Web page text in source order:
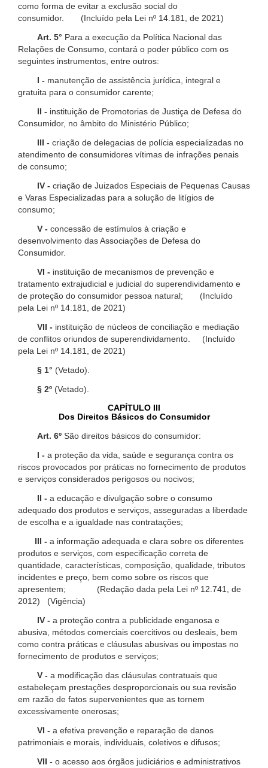
como forma de evitar a exclusão social do
consumidor. (Incluído pela Lei nº 14.181, de 2021)
Art. 5° Para a execução da Política Nacional das
Relações de Consumo, contará o poder público com os
seguintes instrumentos, entre outros:
I - manutenção de assistência jurídica, integral e
gratuita para o consumidor carente;
II - instituição de Promotorias de Justiça de Defesa do
Consumidor, no âmbito do Ministério Público;
III - criação de delegacias de polícia especializadas no
atendimento de consumidores vítimas de infrações penais
de consumo;
IV - criação de Juizados Especiais de Pequenas Causas
e Varas Especializadas para a solução de litígios de
consumo;
V - concessão de estímulos à criação e
desenvolvimento das Associações de Defesa do
Consumidor.
VI - instituição de mecanismos de prevenção e
tratamento extrajudicial e judicial do superendividamento e
de proteção do consumidor pessoa natural; (Incluído
pela Lei nº 14.181, de 2021)
VII - instituição de núcleos de conciliação e mediação
de conflitos oriundos de superendividamento. (Incluído
pela Lei nº 14.181, de 2021)
§ 1° (Vetado).
§ 2º (Vetado).
CAPÍTULO III
Dos Direitos Básicos do Consumidor
Art. 6º São direitos básicos do consumidor:
I - a proteção da vida, saúde e segurança contra os
riscos provocados por práticas no fornecimento de produtos
e serviços considerados perigosos ou nocivos;
II - a educação e divulgação sobre o consumo
adequado dos produtos e serviços, asseguradas a liberdade
de escolha e a igualdade nas contratações;
III - a informação adequada e clara sobre os diferentes
produtos e serviços, com especificação correta de
quantidade, características, composição, qualidade, tributos
incidentes e preço, bem como sobre os riscos que
apresentem; (Redação dada pela Lei nº 12.741, de
2012) (Vigência)
IV - a proteção contra a publicidade enganosa e
abusiva, métodos comerciais coercitivos ou desleais, bem
como contra práticas e cláusulas abusivas ou impostas no
fornecimento de produtos e serviços;
V - a modificação das cláusulas contratuais que
estabeleçam prestações desproporcionais ou sua revisão
em razão de fatos supervenientes que as tornem
excessivamente onerosas;
VI - a efetiva prevenção e reparação de danos
patrimoniais e morais, individuais, coletivos e difusos;
VII - o acesso aos órgãos judiciários e administrativos